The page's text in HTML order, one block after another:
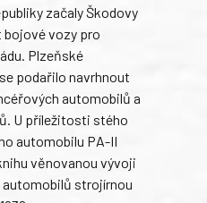
začaly Škodovy
bojové vozy pro
Plzeňské
podařilo navrhnout
automobilů a
U příležitosti stého
automobilu PA-II
věnovanou vývoji
strojírnou